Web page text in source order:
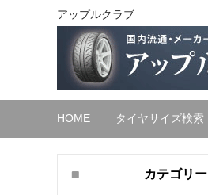
アップルクラブ
HOME タイヤサイズ検索
カテゴリー